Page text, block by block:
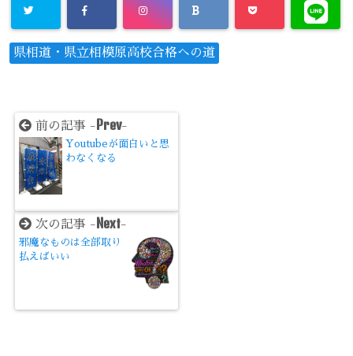
県相道・県立相模原高校合格への道
前の記事 - Prev-
Youtubeが面白いと思
わなくなる
次の記事 - Next-
邪魔なものは全部取り
払えばいい